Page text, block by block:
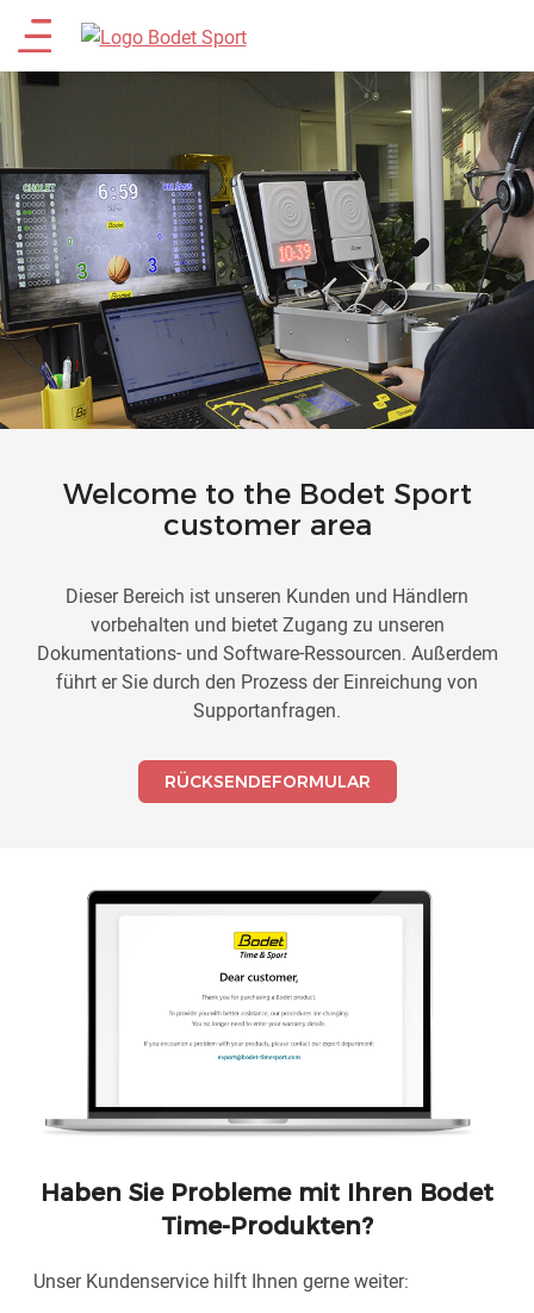
Direkt
zum
Inhalt
Main
menu
Welcome to the Bodet Sport
customer area
Dieser Bereich ist unseren Kunden und Händlern
vorbehalten und bietet Zugang zu unseren
Dokumentations- und Software-Ressourcen. Außerdem
führt er Sie durch den Prozess der Einreichung von
Supportanfragen.
RÜCKSENDEFORMULAR
Haben Sie Probleme mit Ihren Bodet
Time-Produkten?
Unser Kundenservice hilft Ihnen gerne weiter: